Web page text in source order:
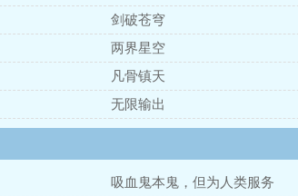
剑破苍穹
两界星空
凡骨镇天
无限输出
吸血鬼本鬼，但为人类服务